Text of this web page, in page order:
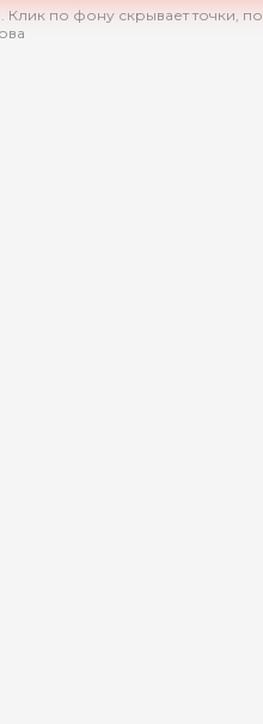
по фону скрывает точки, по